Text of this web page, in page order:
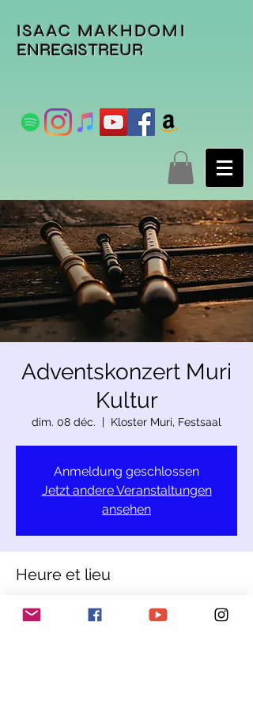
ISAAC MAKHDOMI
ENREGISTREUR
Adventskonzert Muri
Kultur
dim. 08 déc.
  |
Kloster Muri, Festsaal
Anmeldung geschlossen
Jetzt andere Veranstaltungen
ansehen
Heure et lieu
Kloster Muri, Festsaal, Seetalstrasse 4,